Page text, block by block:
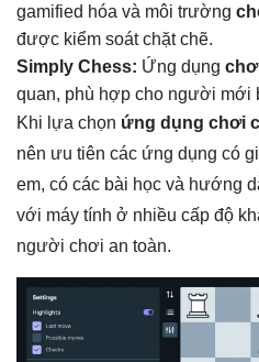
gamified hóa và môi trường
được kiểm soát chặt chẽ.
Simply Chess: Ứng dụng
quan, phù hợp cho người mới
Khi lựa chọn ứng dụng chơi
nên ưu tiên các ứng dụng có
em, có các bài học và hướng
với máy tính ở nhiều cấp độ
người chơi an toàn.